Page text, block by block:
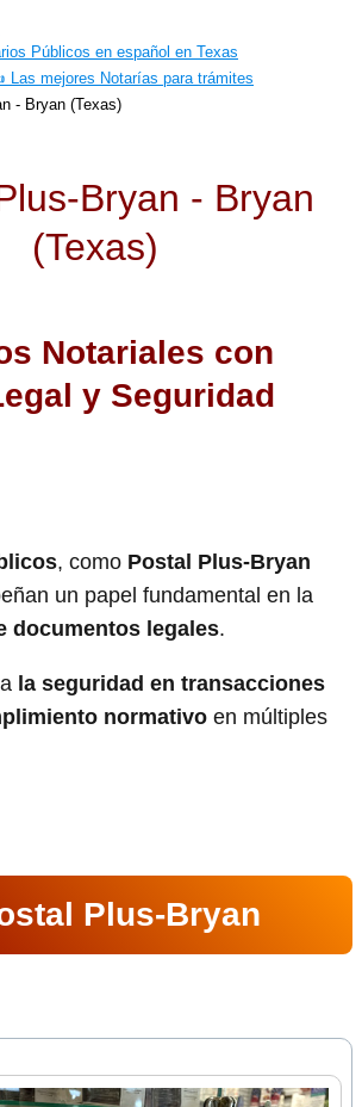
Públicos en español en Texas
Las mejores Notarías para trámites
- Bryan (Texas)
Bryan - Bryan
(Texas)
Notariales con
y Seguridad
, como Postal Plus-Bryan
un papel fundamental en la
documentos legales.
la seguridad en transacciones
normativo en múltiples
Plus-Bryan